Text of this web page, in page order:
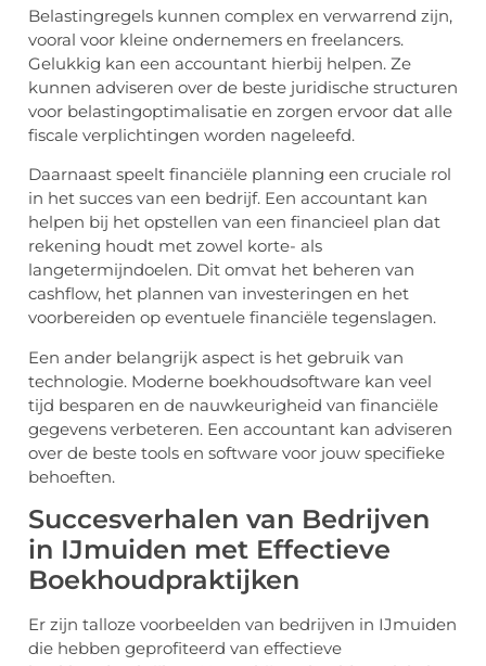
Belastingregels kunnen complex en verwarrend zijn,
vooral voor kleine ondernemers en freelancers.
Gelukkig kan een accountant hierbij helpen. Ze
kunnen adviseren over de beste juridische structuren
voor belastingoptimalisatie en zorgen ervoor dat alle
fiscale verplichtingen worden nageleefd.
Daarnaast speelt financiële planning een cruciale rol
in het succes van een bedrijf. Een accountant kan
helpen bij het opstellen van een financieel plan dat
rekening houdt met zowel korte- als
langetermijndoelen. Dit omvat het beheren van
cashflow, het plannen van investeringen en het
voorbereiden op eventuele financiële tegenslagen.
Een ander belangrijk aspect is het gebruik van
technologie. Moderne boekhoudsoftware kan veel
tijd besparen en de nauwkeurigheid van financiële
gegevens verbeteren. Een accountant kan adviseren
over de beste tools en software voor jouw specifieke
behoeften.
Succesverhalen van Bedrijven
in IJmuiden met Effectieve
Boekhoudpraktijken
Er zijn talloze voorbeelden van bedrijven in IJmuiden
die hebben geprofiteerd van effectieve